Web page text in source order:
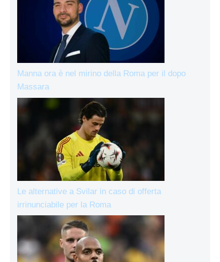
Manna ora è nel mirino della Roma per il dopo
Massara
Le alternative a Svilar in caso di offerta
irrinunciabile per la Roma